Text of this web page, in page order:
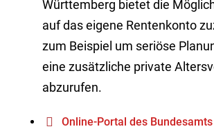
Württemberg bietet die
auf das eigene Rentenkonto
zum Beispiel um seriöse
eine zusätzliche private
abzurufen.
Online-Portal des